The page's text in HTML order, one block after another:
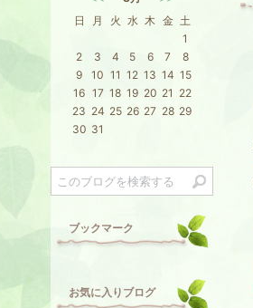
日
月 火 水 木 金 土
1
2
3 4 5 6 7
8
9
10 11 12 13 14 15
16 17 18 19 20 21 22
23 24 25 26 27 28 29
30 31
ブックマーク
お気に入りブログ